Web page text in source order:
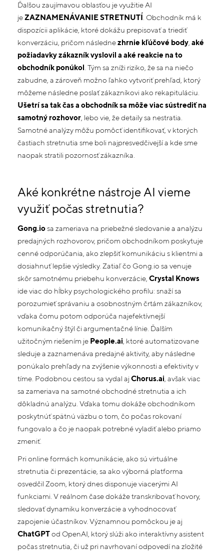
Ďalšou zaujímavou oblasťou je využitie AI
jeZAZNAMENÁVANIE STRETNUTÍ . Obchodník má k
dispozícii aplikácie, ktoré dokážu prepisovať a triediť
konverzáciu, pričom následnezhrnie kľúčové body aké
požiadavky zákazník vyslovil a aké reakcie na to
obchodník ponúkol . Tým sa zníži riziko, že sa na niečo
zabudne, a zároveň možno ľahko vytvoriť prehľad, ktorý
môžeme následne poslať zákazníkovi ako rekapituláciu.
Ušetrí sa tak čas a obchodník sa môže viac sústrediť na
samotný rozhovor , lebo vie, že detaily sa nestratia.
Samotné analýzy môžu pomôcť identifikovať, v ktorých
častiach stretnutia sme boli najpresvedčivejší a kde sme
naopak stratili pozornosť zákazníka.
Aké konkrétne nástroje AI vieme
využiť počas stretnutia?
Gong.iosa zameriava na priebežné sledovanie a analýzu
predajných rozhovorov, pričom obchodníkom poskytuje
cenné odporúčania, ako zlepšiť komunikáciu s klientmi a
dosiahnuť lepšie výsledky. Zatiaľ čo Gong.io sa venuje
skôr samotnému priebehu konverzácie, Crystal Knows
ide viac do hĺbky psychologického profilu: snaží sa
porozumieť správaniu a osobnostným črtám zákazníkov,
vďaka čomu potom odporúča najefektívnejší
komunikačný štýl či argumentačné línie. Ďalším
užitočným riešením je People.ai , ktoré automatizovane
sleduje a zaznamenáva predajné aktivity, aby následne
ponúkalo prehľady na zvýšenie výkonnosti a efektivity v
tíme. Podobnou cestou sa vydal aj Chorus.ai , avšak viac
sa zameriava na samotné obchodné stretnutia a ich
dôkladnú analýzu. Vďaka tomu dokáže obchodníkom
poskytnúť spätnú väzbu o tom, čo počas rokovaní
fungovalo a čo je naopak potrebné vyladiť alebo priamo
zmeniť.
Pri online formách komunikácie, ako sú virtuálne
stretnutia či prezentácie, sa ako výborná platforma
osvedčil Zoom, ktorý dnes disponuje viacerými AI
funkciami. V reálnom čase dokáže transkribovať hovory,
sledovať dynamiku konverzácie a vyhodnocovať
zapojenie účastníkov. Významnou pomôckou je aj
ChatGPTod OpenAI, ktorý slúži ako interaktívny asistent
počas stretnutia, či už pri navrhovaní odpovedí na zložité